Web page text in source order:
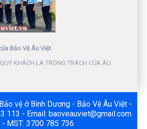
Bảo Vệ Âu Việt
KHÁCH LÀ TRỌNG TRÁCH CỦA ÂU
vệ ở Bình Dương - Bảo Vệ Âu Việt -
113 - Email: baoveauviet@gmail.com
- MST: 3700 785 736